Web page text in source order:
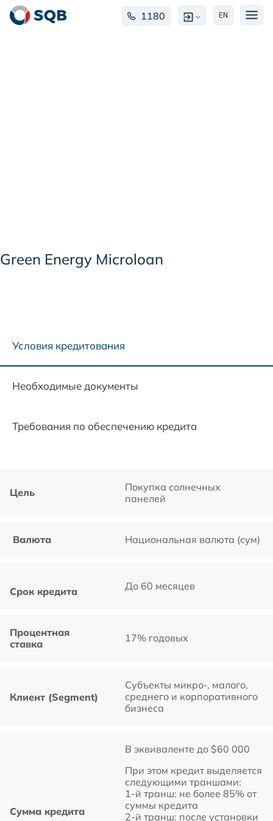
1180 EN
Green
Green Energy Microloan
Условия кредитования
Необходимые документы
Требования по обеспечению кредита
Цель
Покупка солнечных
панелей
Валюта Национальная валюта (сум)
Срок кредита До 60 месяцев
Процентная
ставка
17% годовых
Клиент (Segment)
Субъекты микро-, малого,
среднего и корпоративного
бизнеса
Сумма кредита
В эквиваленте до $60 000
При этом кредит выделяется
следующими траншами:
1-й транш: не более 85% от
суммы кредита
2-й транш: после установки